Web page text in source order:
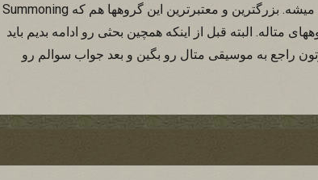
همه شون مفاهیم اشعارشون با الهام از دنیای تالکین تعریف میشه. بزرگترین و معتبرترین این گروهها هم که Summoning
متاله. البته قبل از اینکه همچین بحثی رو ادامه بدیم باید
راجع به موسیقی متال رو بگین و بعد جواب سوالم رو